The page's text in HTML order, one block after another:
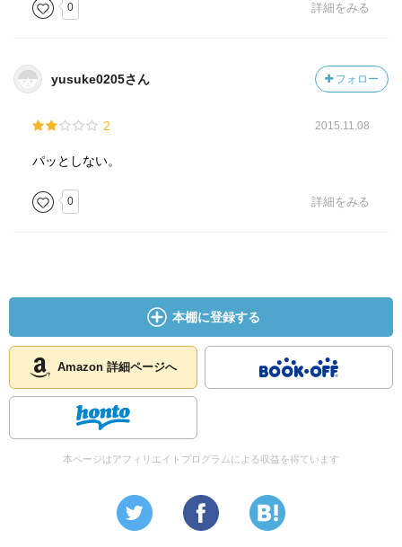
0 詳細をみる
yusuke0205さん フォロー
2 2015.11.08
パッとしない。
0 詳細をみる
本棚に登録する
Amazon 詳細ページへ
本ページはアフィリエイトプログラムによる収益を得ています